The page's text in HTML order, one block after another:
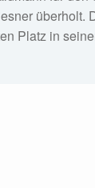
überholt.
Platz in